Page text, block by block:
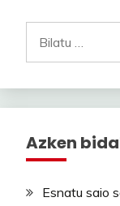
Azken
Esnatu saio